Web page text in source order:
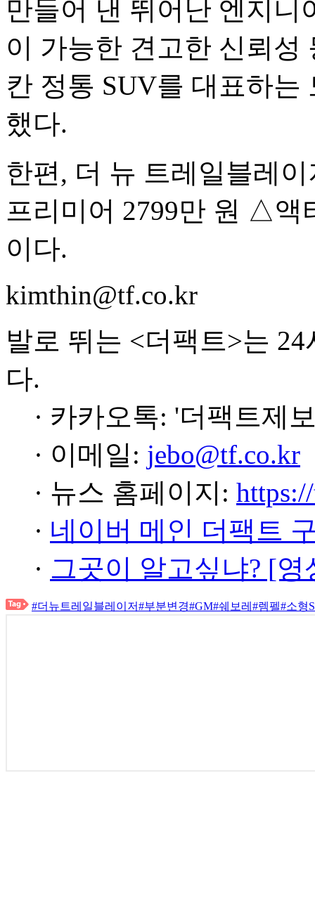
만들어 낸 뛰어난 엔지니
이 가능한 견고한 신뢰성
칸 정통 SUV를 대표하
했다.
한편, 더 뉴 트레일블레
프리미어 2799만 원 △액
이다.
kimthin@tf.co.kr
발로 뛰는 <더팩트>는
다.
· 카카오톡: '더팩트제
· 이메일: jebo@tf.co.kr
· 뉴스 홈페이지:
· 네이버 메인 더팩트
· 그곳이 알고싶냐? [
#더뉴트레일블레이저#부분변경#GM#쉐보레 #렘펠#소형